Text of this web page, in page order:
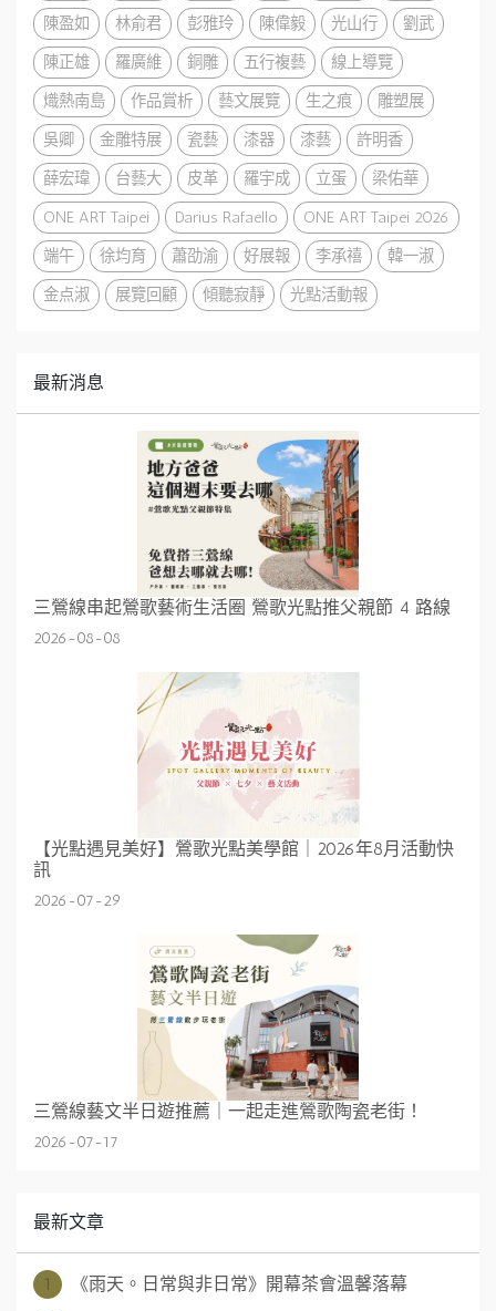
陳盈如
林俞君 彭雅玲 陳偉毅 光山行
劉武
陳正雄
羅廣維 銅雕 五行複藝
線上導覽
熾熱南島
作品賞析 藝文展覽 生之痕
雕塑展
吳卿
金雕特展 瓷藝 漆器 漆藝
許明香
薛宏瑋
台藝大 皮革 羅宇成 立蛋
梁佑華
ONE ART Taipei
Darius Rafaello
ONE ART Taipei 2026
端午
徐均育 蕭劭渝 好展報 李承禧
韓一淑
金点淑
展覽回顧 傾聽寂靜 光點活動報
最新消息
三鶯線串起鶯歌藝術生活圈 鶯歌光點推父親節 4 路線
2026-08-08
【光點遇見美好】鶯歌光點美學館｜2026年8月活動快
訊
2026-07-29
三鶯線藝文半日遊推薦｜一起走進鶯歌陶瓷老街！
2026-07-17
最新文章
1 《雨天。日常與非日常》開幕茶會溫馨落幕